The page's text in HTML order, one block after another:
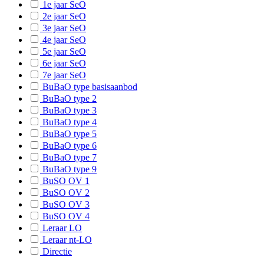
B-Heusden-Zolder
B-Houthalen-Helchteren
B-Lanaken
B-Leopoldsburg
B-Lommel
B-Lummen
B-Maaseik
B-Maasmechelen
B-Oudsbergen
B-Pelt
B-Peer
B-Riemst
B-Sint-Truiden
1e jaar SeO
2e jaar SeO
3e jaar SeO
4e jaar SeO
5e jaar SeO
6e jaar SeO
7e jaar SeO
BuBaO type basisaanbod
BuBaO type 2
BuBaO type 3
BuBaO type 4
BuBaO type 5
BuBaO type 6
BuBaO type 7
BuBaO type 9
BuSO OV 1
BuSO OV 2
BuSO OV 3
BuSO OV 4
Leraar LO
Leraar nt-LO
Directie